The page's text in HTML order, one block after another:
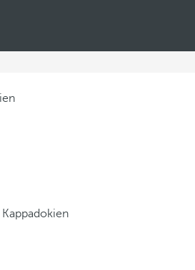
Kappadokien